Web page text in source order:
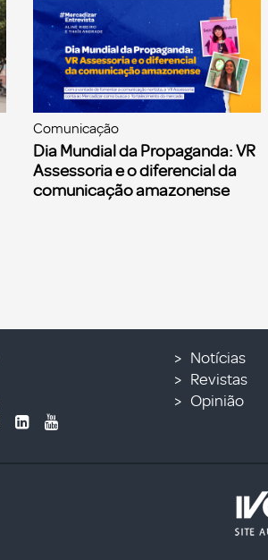
Comunicação
Dia Mundial da Propaganda: VR
Assessoria e o diferencial da
comunicação amazonense
Notícias
Revistas
Opinião